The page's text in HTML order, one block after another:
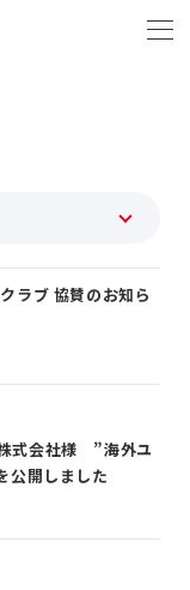
ラブ 協賛のお知ら
式会社様 ”海外ユ
公開しました